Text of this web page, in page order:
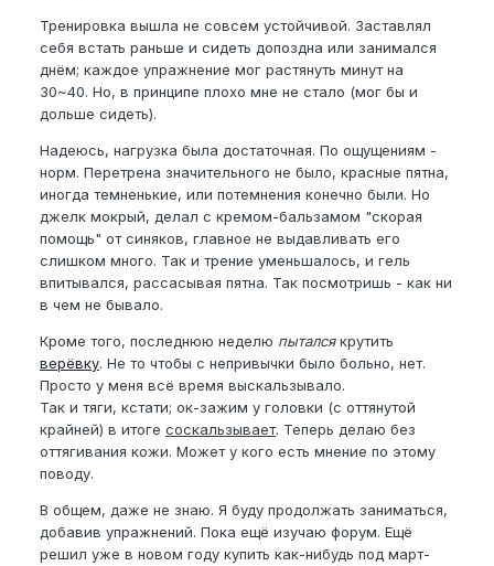
Тренировка вышла не совсем устойчивой. Заставлял
себя встать раньше и сидеть допоздна или занимался
днём; каждое упражнение мог растянуть минут на
30~40. Но, в принципе плохо мне не стало (мог бы и
дольше сидеть).
Надеюсь, нагрузка была достаточная. По ощущениям -
норм. Перетрена значительного не было, красные пятна,
иногда темненькие, или потемнения конечно были. Но
джелк мокрый, делал с кремом-бальзамом "скорая
помощь" от синяков, главное не выдавливать его
слишком много. Так и трение уменьшалось, и гель
впитывался, рассасывая пятна. Так посмотришь - как ни
в чем не бывало.
Кроме того, последнюю неделю пыталсякрутить
верёвку. Не то чтобы с непривычки было больно, нет.
Просто у меня всё время выскальзывало.
Так и тяги, кстати; ок-зажим у головки (с оттянутой
крайней) в итоге соскальзывает. Теперь делаю без
оттягивания кожи. Может у кого есть мнение по этому
поводу.
В общем, даже не знаю. Я буду продолжать заниматься,
добавив упражнений. Пока ещё изучаю форум. Ещё
решил уже в новом году купить как-нибудь под март-